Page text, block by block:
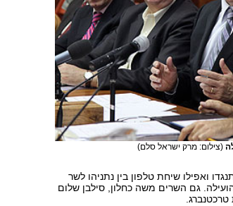
(צילום: מרק ישראל סלם)
ואפילו שיחת טלפון בין נתניהו לשר
גם השרים משה כחלון, סילבן שלום
טרכטנברג.